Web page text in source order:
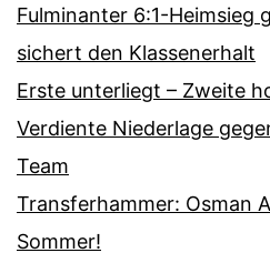
Fulminanter 6:1-Heimsieg
sichert den Klassenerhalt
Erste unterliegt – Zweite
Verdiente Niederlage
Team
Transferhammer: Osman
Sommer!